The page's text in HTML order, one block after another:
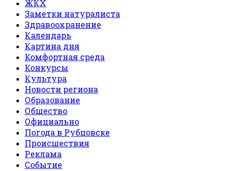
ЖКХ
Заметки натуралиста
Здравоохранение
Календарь
Картина дня
Комфортная среда
Конкурсы
Культура
Новости региона
Образование
Общество
Официально
Погода в Рубцовске
Происшествия
Реклама
Событие